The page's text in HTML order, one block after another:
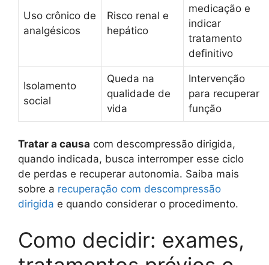
Uso crônico de
analgésicos
Risco renal e
hepático
medicação e
indicar
tratamento
definitivo
Isolamento
social
Queda na
qualidade de
vida
Intervenção
para recuperar
função
Tratar a causa com descompressão dirigida,
quando indicada, busca interromper esse ciclo
de perdas e recuperar autonomia. Saiba mais
sobre a recuperação com descompressão
dirigida e quando considerar o procedimento.
Como decidir: exames,